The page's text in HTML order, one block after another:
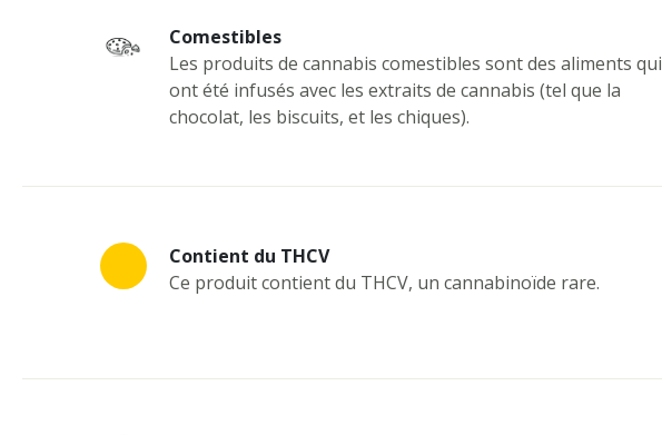
Comestibles
Les produits de cannabis comestibles sont des aliments qui
ont été infusés avec les extraits de cannabis (tel que la
chocolat, les biscuits, et les chiques).
Contient du THCV
Ce produit contient du THCV, un cannabinoïde rare.